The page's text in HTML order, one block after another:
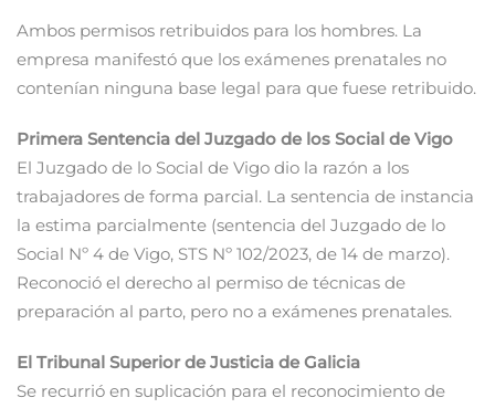
Ambos permisos retribuidos para los hombres. La
empresa manifestó que los exámenes prenatales no
contenían ninguna base legal para que fuese retribuido.
Primera Sentencia del Juzgado de los Social de Vigo
El Juzgado de lo Social de Vigo dio la razón a los
trabajadores de forma parcial. La sentencia de instancia
la estima parcialmente (sentencia del Juzgado de lo
Social Nº 4 de Vigo, STS Nº 102/2023, de 14 de marzo).
Reconoció el derecho al permiso de técnicas de
preparación al parto, pero no a exámenes prenatales.
El Tribunal Superior de Justicia de Galicia
Se recurrió en suplicación para el reconocimiento de